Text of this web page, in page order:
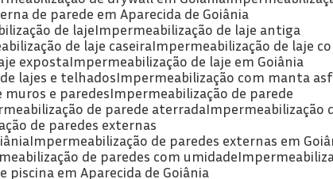
de parede em Aparecida de Goiânia
de laje Impermeabilização de laje antiga
de laje caseira Impermeabilização de laje
exposta Impermeabilização de laje em Goiânia
lajes e telhados Impermeabilização com manta
muros e paredes Impermeabilização de parede
de parede aterrada Impermeabilização
de paredes externas
Impermeabilização de paredes externas em
de paredes com umidade
piscina em Aparecida de Goiânia